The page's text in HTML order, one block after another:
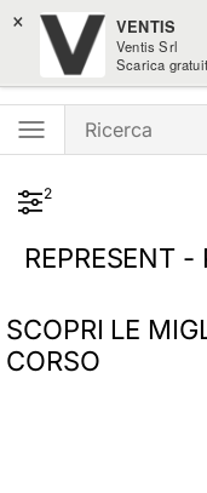
× VENTIS
Ventis Srl
Scarica
Ventis -
2
REPRESENT -
SCOPRI LE
CORSO